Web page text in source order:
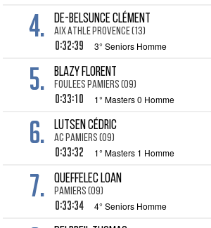
4. DE-BELSUNCE Clément
AIX ATHLE PROVENCE (13)
0:32:39 3° Seniors Homme
5. BLAZY Florent
FOULEES PAMIERS (09)
0:33:10 1° Masters 0 Homme
6. LUTSEN Cédric
AC PAMIERS (09)
0:33:32 1° Masters 1 Homme
7. QUEFFELEC Loan
PAMIERS (09)
0:33:34 4° Seniors Homme